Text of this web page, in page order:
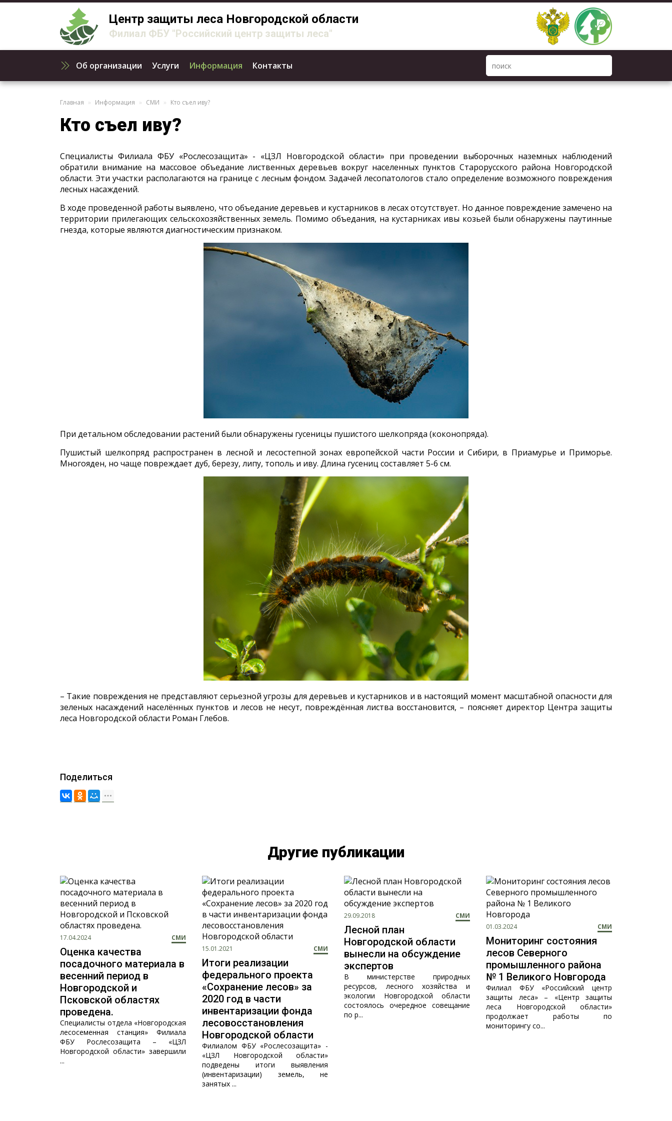
Центр защиты леса Новгородской области
Филиал ФБУ "Российский центр защиты леса"
Об организации Услуги Информация Контакты
Главная Информация СМИ Кто съел иву?
Кто съел иву?
Специалисты Филиала ФБУ «Рослесозащита» - «ЦЗЛ Новгородской области» при проведении выборочных наземных наблюдений
обратили внимание на массовое объедание лиственных деревьев вокруг населенных пунктов Старорусского района Новгородской
области. Эти участки располагаются на границе с лесным фондом. Задачей лесопатологов стало определение возможного повреждения
лесных насаждений.
В ходе проведенной работы выявлено, что объедание деревьев и кустарников в лесах отсутствует. Но данное повреждение замечено на
территории прилегающих сельскохозяйственных земель. Помимо объедания, на кустарниках ивы козьей были обнаружены паутинные
гнезда, которые являются диагностическим признаком.
При детальном обследовании растений были обнаружены гусеницы пушистого шелкопряда (коконопряда).
Пушистый шелкопряд распространен в лесной и лесостепной зонах европейской части России и Сибири, в Приамурье и Приморье.
Многояден, но чаще повреждает дуб, березу, липу, тополь и иву. Длина гусениц составляет 5-6 см.
– Такие повреждения не представляют серьезной угрозы для деревьев и кустарников и в настоящий момент масштабной опасности для
зеленых насаждений населённых пунктов и лесов не несут, повреждённая листва восстановится, – поясняет директор Центра защиты
леса Новгородской области Роман Глебов.
Поделиться
Другие публикации
17.04.2024 СМИ
Оценка качества
посадочного материала в
весенний период в
Новгородской и
Псковской областях
проведена.
Специалисты отдела «Новгородская
лесосеменная станция» Филиала
ФБУ Рослесозащита – «ЦЗЛ
Новгородской области» завершили
...
15.01.2021 СМИ
Итоги реализации
федерального проекта
«Сохранение лесов» за
2020 год в части
инвентаризации фонда
лесовосстановления
Новгородской области
Филиалом ФБУ «Рослесозащита» -
«ЦЗЛ Новгородской области»
подведены итоги выявления
(инвентаризации) земель, не
занятых ...
29.09.2018 СМИ
Лесной план
Новгородской области
вынесли на обсуждение
экспертов
В министерстве природных
ресурсов, лесного хозяйства и
экологии Новгородской области
состоялось очередное совещание
по р...
01.03.2024 СМИ
Мониторинг состояния
лесов Северного
промышленного района
№ 1 Великого Новгорода
Филиал ФБУ «Российский центр
защиты леса» – «Центр защиты
леса Новгородской области»
продолжает работы по
мониторингу со...